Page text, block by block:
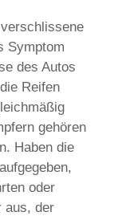
Symptom
des Autos
Reifen
gehören
Haben die
oder
aus, der